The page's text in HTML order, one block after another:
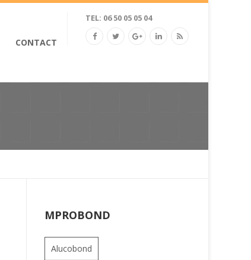
TEL: 06 50 05 05 04
CONTACT
MPROBOND
Alucobond